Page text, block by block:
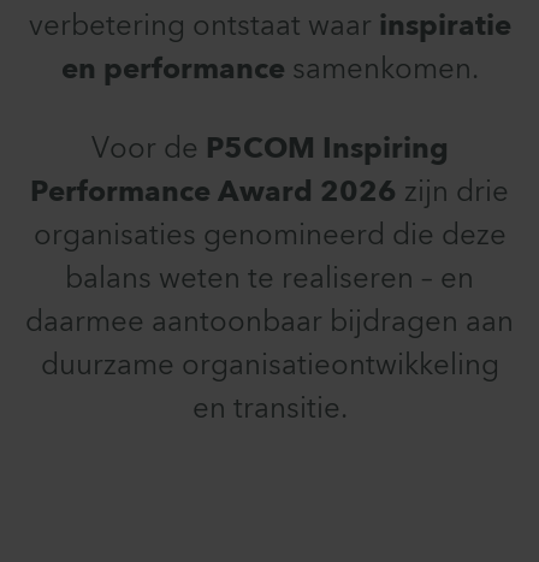
verbetering ontstaat waar inspiratie
en performance samenkomen.
Voor de P5COM Inspiring
Performance Award 2026 zijn drie
organisaties genomineerd die deze
balans weten te realiseren – en
daarmee aantoonbaar bijdragen aan
duurzame organisatieontwikkeling
en transitie.